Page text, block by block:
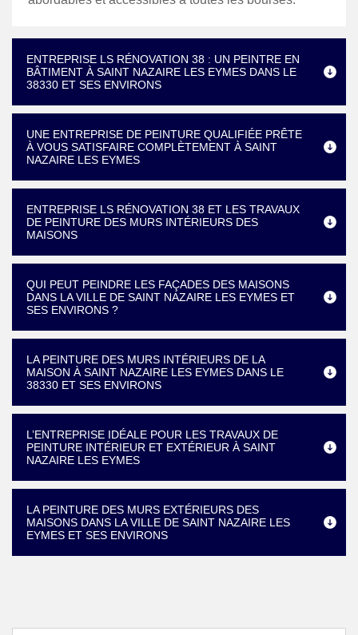
ENTREPRISE LS RÉNOVATION 38 : UN PEINTRE EN
BÂTIMENT À SAINT NAZAIRE LES EYMES DANS LE
38330 ET SES ENVIRONS
UNE ENTREPRISE DE PEINTURE QUALIFIÉE PRÊTE
À VOUS SATISFAIRE COMPLÈTEMENT À SAINT
NAZAIRE LES EYMES
ENTREPRISE LS RÉNOVATION 38 ET LES TRAVAUX
DE PEINTURE DES MURS INTÉRIEURS DES
MAISONS
QUI PEUT PEINDRE LES FAÇADES DES MAISONS
DANS LA VILLE DE SAINT NAZAIRE LES EYMES ET
SES ENVIRONS ?
LA PEINTURE DES MURS INTÉRIEURS DE LA
MAISON À SAINT NAZAIRE LES EYMES DANS LE
38330 ET SES ENVIRONS
L’ENTREPRISE IDÉALE POUR LES TRAVAUX DE
PEINTURE INTÉRIEUR ET EXTÉRIEUR À SAINT
NAZAIRE LES EYMES
LA PEINTURE DES MURS EXTÉRIEURS DES
MAISONS DANS LA VILLE DE SAINT NAZAIRE LES
EYMES ET SES ENVIRONS